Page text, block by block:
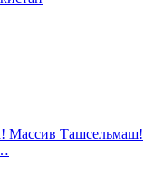
Массив Ташсельмаш!